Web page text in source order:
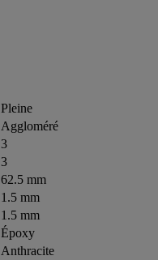
Pleine
Aggloméré
3
3
62.5 mm
1.5 mm
1.5 mm
Époxy
Anthracite